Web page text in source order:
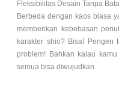
Fleksibilitas Desain Tanpa
Berbeda dengan kaos biasa
memberikan kebebasan
karakter shio? Bisa! Pengen
problem! Bahkan kalau
semua bisa diwujudkan.